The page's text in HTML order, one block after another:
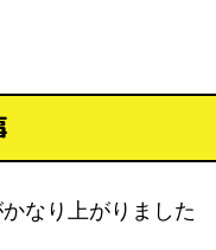
なり上がりました